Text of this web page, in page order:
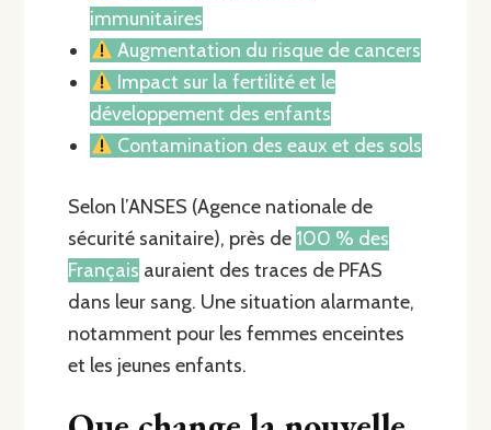
immunitaires
Augmentation du risque de cancers
Impact sur la fertilité et le
développement des enfants
Contamination des eaux et des sols
Selon l’ANSES (Agence nationale de
sécurité sanitaire), près de 100 % des
Français auraient des traces de PFAS
dans leur sang. Une situation alarmante,
notamment pour les femmes enceintes
et les jeunes enfants.